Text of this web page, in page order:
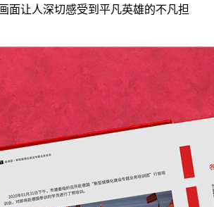
面让人深切感受到平凡英雄的不凡担